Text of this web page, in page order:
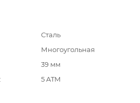
Сталь
Многоугольная
39 мм
5 ATM